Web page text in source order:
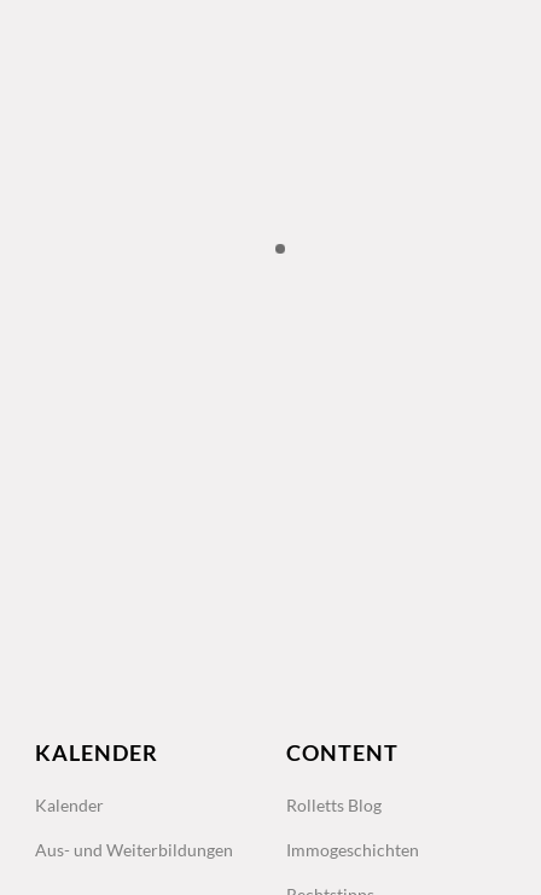
KALENDER
Kalender
Aus- und Weiterbildungen
CONTENT
Rolletts Blog
Immogeschichten